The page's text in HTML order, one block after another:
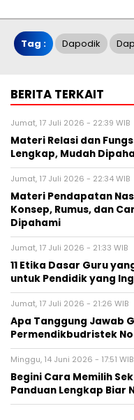
Tag : Dapodik
BERITA TERKAIT
Jumat, 17 Juli 2026 - 22:39 WIB
Materi Relasi dan
Lengkap, Mudah
Jumat, 17 Juli 2026 - 22:34 WIB
Materi Pendapatan
Konsep, Rumus, dan
Dipahami
Jumat, 17 Juli 2026 - 21:33 WIB
11 Etika Dasar Guru
untuk Pendidik yang
Jumat, 17 Juli 2026 - 21:26 WIB
Apa Tanggung Jawab
Permendikbudristek
Minggu, 14 Juni 2026 - 17:51 WIB
Begini Cara Memilih
Panduan Lengkap Biar